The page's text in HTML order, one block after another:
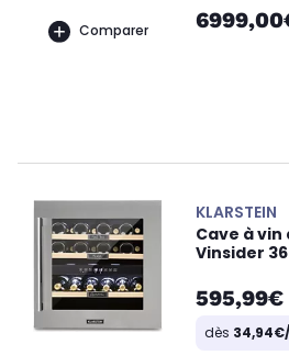
Comparer
KLARSTEIN
Cave à vin
Vinsider
595,99€
dès